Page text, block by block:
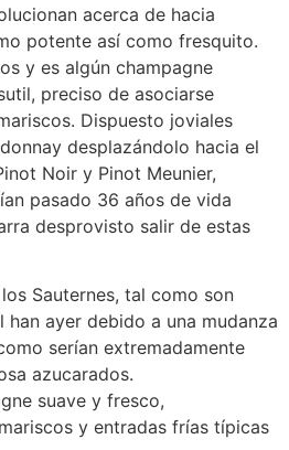
acerca de hacia
potente así­ como fresquito.
y es algún champagne
preciso de asociarse
Dispuesto joviales
desplazándolo hacia el
Noir y Pinot Meunier,
pasado 36 años de vida
desprovisto salir de estas
Sauternes, tal como son
han ayer debido a una mudanza
serían extremadamente
azucarados.
suave y fresco,
y entradas frías típicas